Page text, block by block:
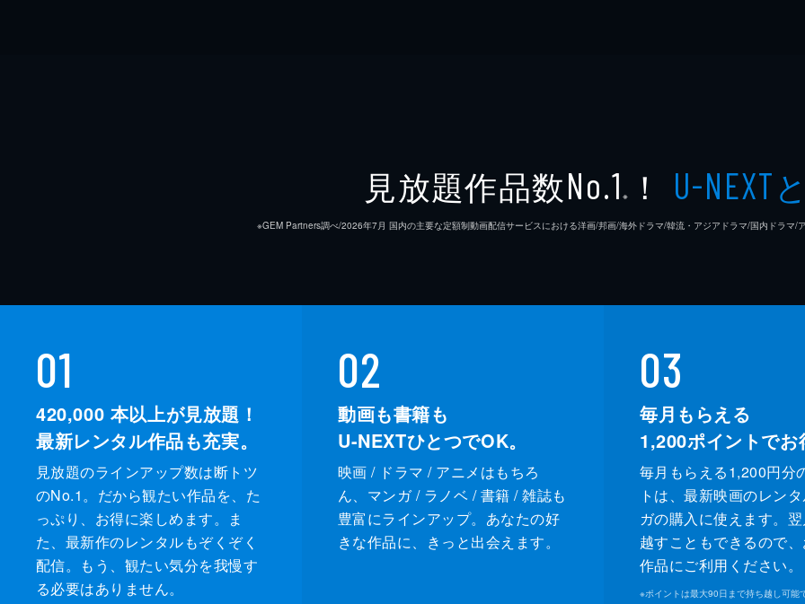
見放題作品数No.1 ※ ！ U-NEXT
※GEM Partners調べ/2026年7⽉ 国内の主要な定額制動画配信サービスにおける洋画/邦画/海外ドラマ/韓流・アジアドラマ/国内ドラマ/
01
420,000 本以上が見放題！
最新レンタル作品も充実。
見放題のラインアップ数は断トツ
のNo.1。だから観たい作品を、た
っぷり、お得に楽しめます。ま
た、最新作のレンタルもぞくぞく
配信。もう、観たい気分を我慢す
る必要はありません。
02
動画も書籍も
U-NEXTひとつでOK。
映画 / ドラマ / アニメはもちろ
ん、マンガ / ラノベ / 書籍 / 雑誌も
豊富にラインアップ。あなたの好
きな作品に、きっと出会えます。
03
毎月もらえる
1,200ポイントでお
毎月もらえる1,200円分
トは、最新映画のレン
ガの購入に使えます。
越すこともできるので
作品にご利用ください。
※ポイントは最大90日まで持ち越し可能